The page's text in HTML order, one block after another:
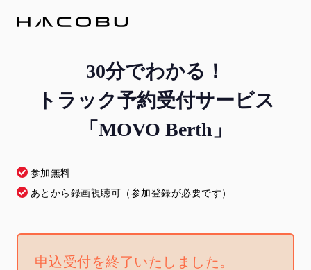
30分でわかる！
トラック予約受付サービス
「MOVO Berth」
参加無料
あとから録画視聴可（参加登録が必要です）
申込受付を終了いたしました。